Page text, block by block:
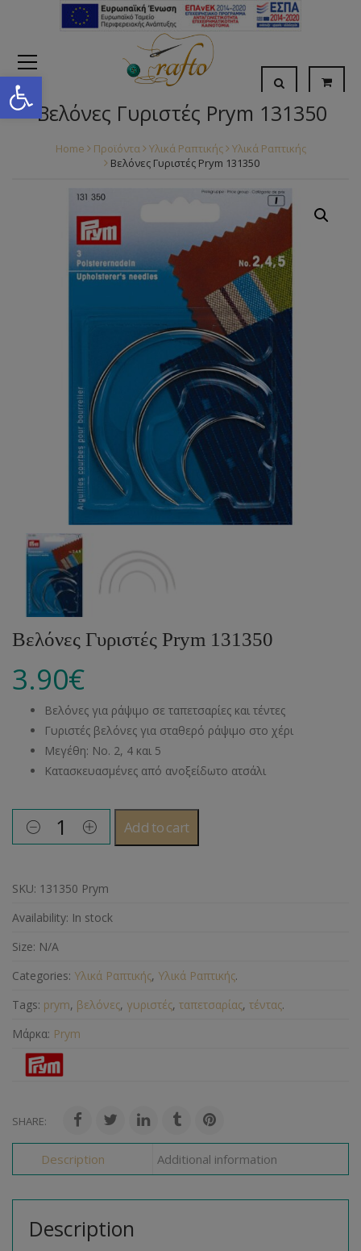
Open toolbar
Βελόνες Γυριστές Prym 131350
Home Προϊόντα Υλικά Ραπτικής
Υλικά Ραπτικής
Βελόνες Γυριστές Prym 131350
Βελόνες Γυριστές Prym 131350
3.90€
Βελόνες για ράψιμο σε ταπετσαρίες και τέντες
Γυριστές βελόνες για σταθερό ράψιμο στο χέρι
Μεγέθη: Νο. 2, 4 και 5
Κατασκευασμένες από ανοξείδωτο ατσάλι
Add to cart
SKU: 131350 Prym
Availability: In stock
Size: N/A
Categories: Υλικά Ραπτικής, Υλικά Ραπτικής.
Tags: prym, βελόνες, γυριστές, ταπετσαρίας, τέντας.
Μάρκα: Prym
SHARE:
Description Additional information
Description